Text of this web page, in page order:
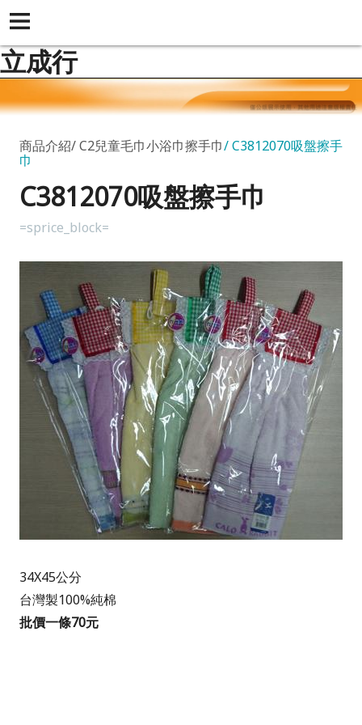
立成行
商品介紹 C2兒童毛巾小浴巾擦手巾 C3812070吸盤擦手
巾
C3812070吸盤擦手巾
=sprice_block=
34X45公分
台灣製100%純棉
批價一條70元